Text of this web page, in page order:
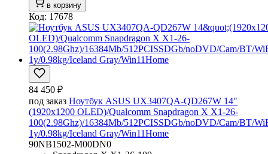
в корзину
Код: 17678
84 450 ₽
под заказ Ноутбук ASUS UX3407QA-QD267W 14"
(1920x1200 OLED)/Qualcomm Snapdragon X X1-26-
100(2.98Ghz)/16384Mb/512PCISSDGb/noDVD/Cam/BT/
1y/0.98kg/Iceland Gray/Win11Home
90NB1502-M00DN0